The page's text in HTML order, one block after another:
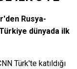
Rusya-
dünyada ilk
Türk'te katıldığı